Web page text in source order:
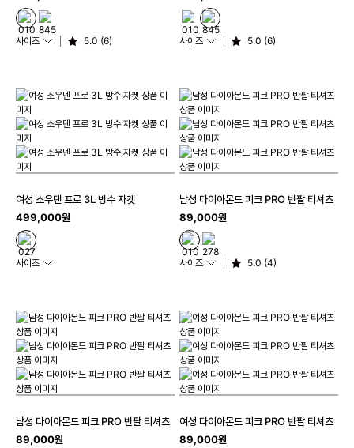
사이즈 5.0 (6) 사이즈 5.0 (6)
여성 소우덴 프로 3L 방수 자켓
499,000원
사이즈
남성 다이아몬드 피크 PRO 반팔 티셔츠
89,000원
사이즈 5.0 (4)
남성 다이아몬드 피크 PRO 반팔 티셔츠
89,000원
여성 다이아몬드 피크 PRO 반팔 티셔츠
89,000원